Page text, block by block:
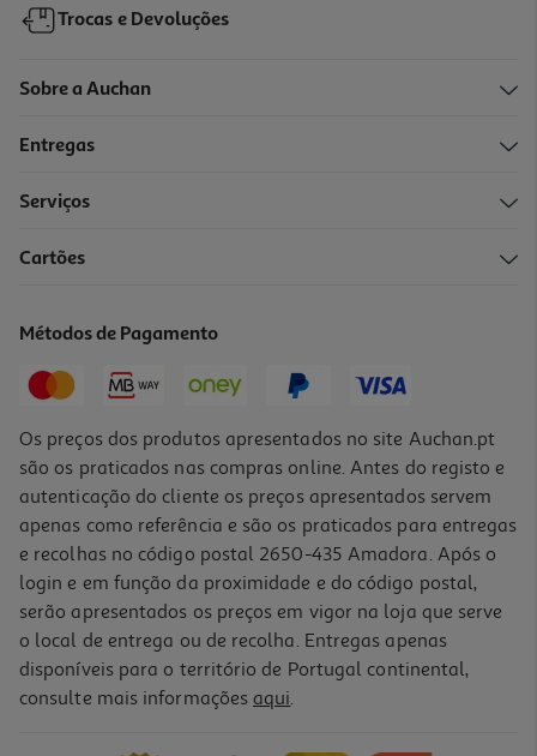
Trocas e Devoluções
Sobre a Auchan
Entregas
Serviços
Cartões
Métodos de Pagamento
Os preços dos produtos apresentados no site Auchan.pt
são os praticados nas compras online. Antes do registo e
autenticação do cliente os preços apresentados servem
apenas como referência e são os praticados para entregas
e recolhas no código postal 2650-435 Amadora. Após o
login e em função da proximidade e do código postal,
serão apresentados os preços em vigor na loja que serve
o local de entrega ou de recolha. Entregas apenas
disponíveis para o território de Portugal continental,
consulte mais informações aqui.